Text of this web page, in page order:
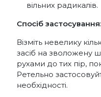
вільних радикалів.
Спосіб застосування:
Візміть невелику
засіб на зволожену
рухами до тих пір,
Ретельно
необхідності.